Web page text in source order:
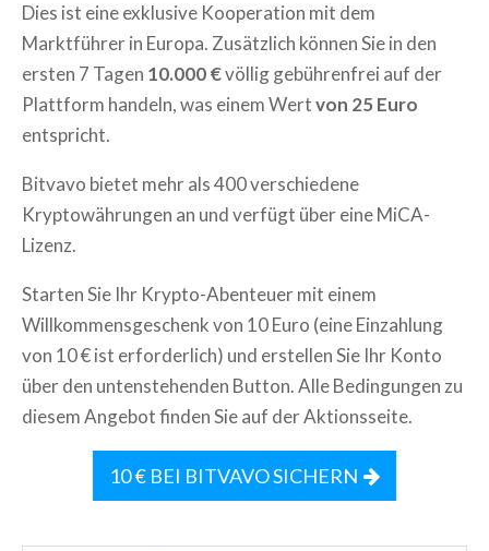
Dies ist eine exklusive Kooperation mit dem
Marktführer in Europa. Zusätzlich können Sie in den
ersten 7 Tagen 10.000 €völlig gebührenfrei auf der
Plattform handeln, was einem Wertvon 25 Euro
entspricht.
Bitvavo bietet mehr als 400 verschiedene
Kryptowährungen an und verfügt über eine MiCA-
Lizenz.
Starten Sie Ihr Krypto-Abenteuer mit einem
Willkommensgeschenk von 10 Euro (eine Einzahlung
von 10 € ist erforderlich) und erstellen Sie Ihr Konto
über den untenstehenden Button. Alle Bedingungen zu
diesem Angebot finden Sie auf der Aktionsseite.
10 € BEI BITVAVO SICHERN